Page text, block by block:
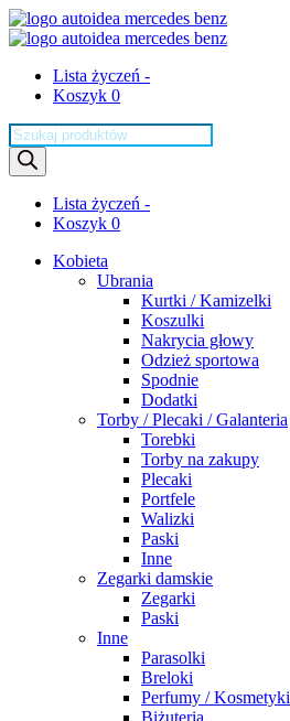
Lista życzeń -
Koszyk 0
Wyszukiwarka
produktów
Lista życzeń -
Koszyk 0
Kobieta
Ubrania
Kurtki / Kamizelki
Koszulki
Nakrycia głowy
Odzież sportowa
Spodnie
Dodatki
Torby / Plecaki / Galanteria
Torebki
Torby na zakupy
Plecaki
Portfele
Walizki
Paski
Inne
Zegarki damskie
Zegarki
Paski
Inne
Parasolki
Breloki
Perfumy / Kosmetyki
Biżuteria